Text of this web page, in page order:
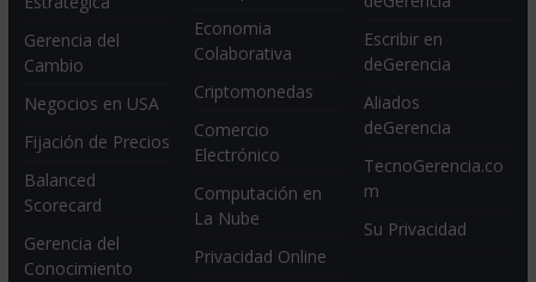
Gerencia del
Cambio
Negocios en USA
Fijación de Precios
Balanced
Scorecard
Gerencia del
Conocimiento
Economia
Colaborativa
Criptomonedas
Comercio
Electrónico
Computación en
La Nube
Privacidad Online
Escribir en
deGerencia
Aliados
deGerencia
TecnoGerencia.co
m
Su Privacidad